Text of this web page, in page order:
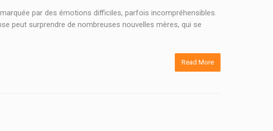
par des émotions difficiles, parfois incompréhensibles.
peut surprendre de nombreuses nouvelles mères, qui se
Read More